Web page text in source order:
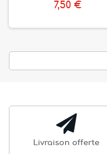
7,50 €
Livraison offerte